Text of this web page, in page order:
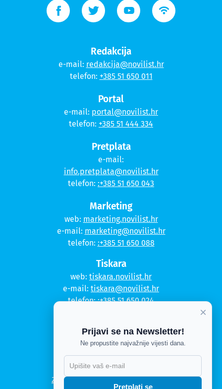
Redakcija
e-mail: redakcija@novilist.hr
telefon: +385 51 650 011
Portal
e-mail: portal@novilist.hr
telefon: +385 51 444 334
Pretplata
e-mail:
info.pretplata@novilist.hr
telefon: :+385 51 650 043
Marketing
web: marketing.novilist.hr
e-mail: marketing@novilist.hr
telefon: :+385 51 650 088
Tiskara
web: tiskara.novilist.hr
e-mail: tiskara@novilist.hr
telefon::+385 51 650 024
Kontakt
Politika privatnosti
Politika kolačića
Zahtjev za pristup informacijama
×
Prijavi se na Newsletter!
Ne propustite najvažnije vijesti dana.
Pretplati se